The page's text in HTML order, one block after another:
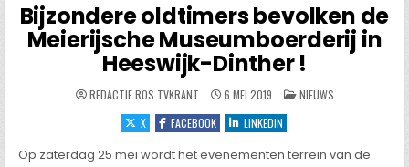
Bijzondere oldtimers bevolken de
Meierijsche Museumboerderij in
Heeswijk-Dinther !
REDACTIE ROS TVKRANT 6 MEI 2019 GEPLAATST
IN
NIEUWS
X
FACEBOOK LINKEDIN
Op zaterdag 25 mei wordt het evenementen terrein van de